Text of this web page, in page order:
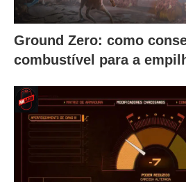
Ground Zero: como
combustível para a